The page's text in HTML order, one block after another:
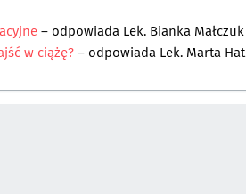
– odpowiada Lek. Bianka Małczuk
w ciążę?– odpowiada Lek. Marta Hat